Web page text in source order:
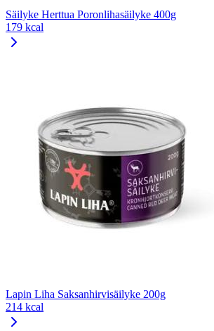
Säilyke Herttua Poronlihasäilyke 400g
179 kcal
Lapin Liha Saksanhirvisäilyke 200g
214 kcal